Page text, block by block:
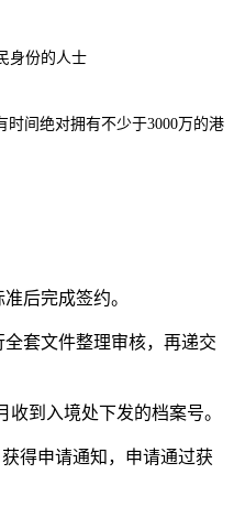
身份的人士
间绝对拥有不少于3000万的港
后完成签约。
套文件整理审核，再递交
到入境处下发的档案号。
得申请通知，申请通过获